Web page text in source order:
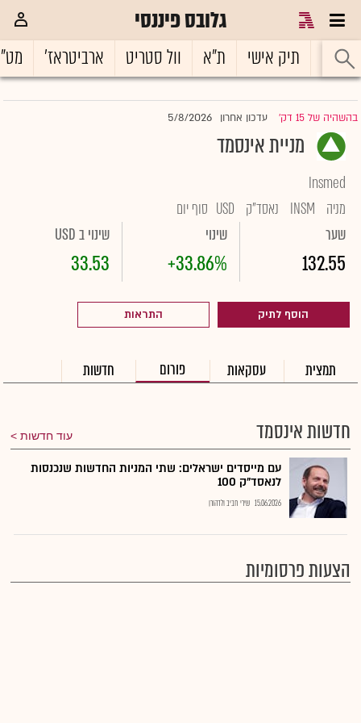
גלובס פיננסי
ראשי תיק אישי ת"א וול סטריט ארביטראז'
בהשהיה של 15 דק' |עדכון אחרון 5/8/2026
מניית אינסמד
Insmed
מניה
INSM נאסד"ק USD סוף יום
שער
132.55
שינוי
+33.86%
שינוי ב USD
33.53
הוסף לתיק התראות
תמצית עסקאות פורום חדשות
חדשות אינסמד עוד חדשות
עם מייסדים ישראלים: שתי המניות החדשות שנכנסות
לנאסד"ק 100
15.06.2026 שירי חביב ולדהורן
הצעות פרסומיות